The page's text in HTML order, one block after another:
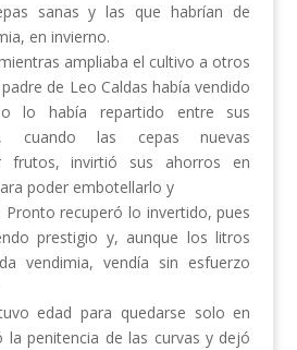
sanas y las que habrían de
en invierno.
ampliaba el cultivo a otros
de Leo Caldas había vendido
lo había repartido entre sus
cuando las cepas nuevas
frutos, invirtió sus ahorros en
poder embotellarlo y
Pronto recuperó lo invertido, pues
prestigio y, aunque los litros
vendimia, vendía sin esfuerzo
edad para quedarse solo en
la penitencia de las curvas y dejó